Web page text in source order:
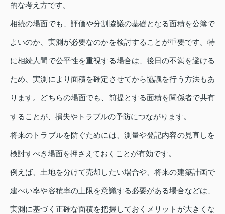
的な考え方です。
相続の場面でも、評価や分割協議の基礎となる面積を公簿で
よいのか、実測が必要なのかを検討することが重要です。特
に相続人間で公平性を重視する場合は、後日の不満を避ける
ため、実測により面積を確定させてから協議を行う方法もあ
ります。どちらの場面でも、前提とする面積を関係者で共有
することが、損失やトラブルの予防につながります。
将来のトラブルを防ぐためには、測量や登記内容の見直しを
検討すべき場面を押さえておくことが有効です。
例えば、土地を分けて売却したい場合や、将来の建築計画で
建ぺい率や容積率の上限を意識する必要がある場合などは、
実測に基づく正確な面積を把握しておくメリットが大きくな